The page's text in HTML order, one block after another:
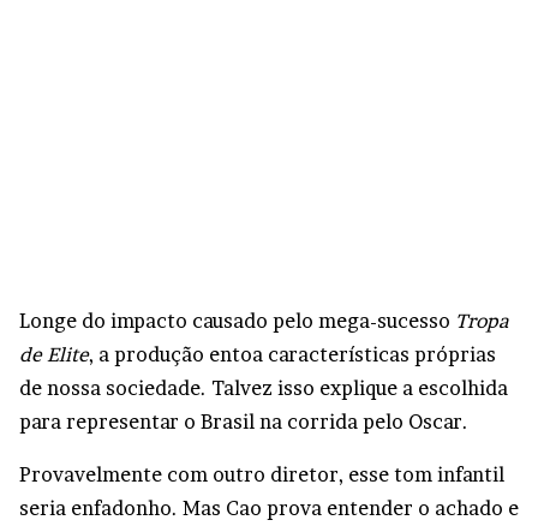
Longe do impacto causado pelo mega-sucesso Tropa
de Elite, a produção entoa características próprias
de nossa sociedade. Talvez isso explique a escolhida
para representar o Brasil na corrida pelo Oscar.
Provavelmente com outro diretor, esse tom infantil
seria enfadonho. Mas Cao prova entender o achado e